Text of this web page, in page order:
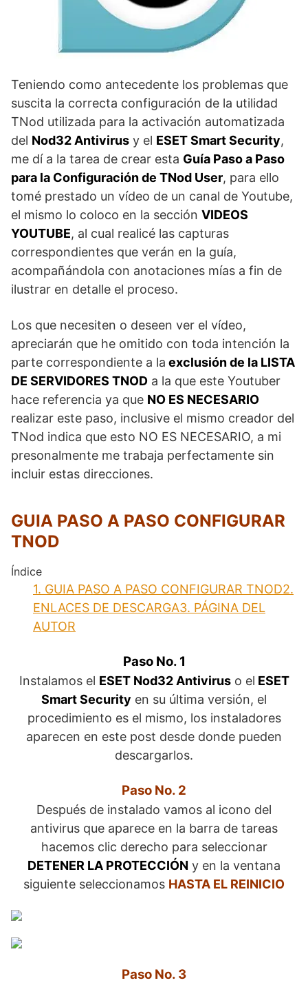
Teniendo como antecedente los problemas que
suscita la correcta configuración de la utilidad
TNod utilizada para la activación automatizada
del Nod32 Antivirus y el ESET Smart Security,
me dí a la tarea de crear esta Guía Paso a Paso
para la Configuración de TNod User, para ello
tomé prestado un vídeo de un canal de Youtube,
el mismo lo coloco en la sección VIDEOS
YOUTUBE, al cual realicé las capturas
correspondientes que verán en la guía,
acompañándola con anotaciones mías a fin de
ilustrar en detalle el proceso.
Los que necesiten o deseen ver el vídeo,
apreciarán que he omitido con toda intención la
parte correspondiente a la exclusión de la LISTA
DE SERVIDORES TNOD a la que este Youtuber
hace referencia ya que NO ES NECESARIO
realizar este paso, inclusive el mismo creador del
TNod indica que esto NO ES NECESARIO, a mi
presonalmente me trabaja perfectamente sin
incluir estas direcciones.
GUIA PASO A PASO CONFIGURAR
TNOD
Índice
1. GUIA PASO A PASO CONFIGURAR TNOD2.
ENLACES DE DESCARGA3. PÁGINA DEL
AUTOR
Paso No. 1
Instalamos el ESET Nod32 Antiviruso el ESET
Smart Security en su última versión, el
procedimiento es el mismo, los instaladores
aparecen en este post desde donde pueden
descargarlos.
Paso No. 2
Después de instalado vamos al icono del
antivirus que aparece en la barra de tareas
hacemos clic derecho para seleccionar
DETENER LA PROTECCIÓN y en la ventana
siguiente seleccionamos HASTA EL REINICIO
Paso No. 3